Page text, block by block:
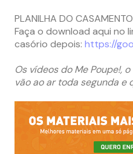
PLANILHA DO
Faça o download aqui no
casório depois: https://
Os vídeos do Me Poupe!,
vão ao ar toda segunda e